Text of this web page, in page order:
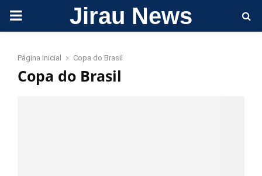
PRIMARY Jirau News
Página Inicial Copa do Brasil
Copa do Brasil